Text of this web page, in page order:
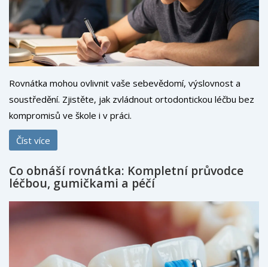
Rovnátka mohou ovlivnit vaše sebevědomí, výslovnost a
soustředění. Zjistěte, jak zvládnout ortodontickou léčbu bez
kompromisů ve škole i v práci.
Číst více
Co obnáší rovnátka: Kompletní průvodce
léčbou, gumičkami a péčí